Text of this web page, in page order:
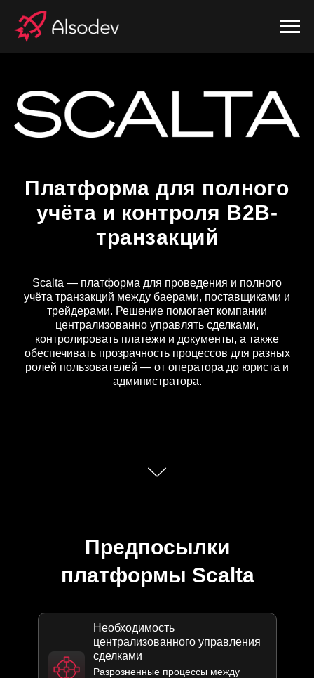
Платформа для полного
учёта и контроля B2B-
транзакций
Scalta — платформа для проведения и полного
учёта транзакций между баерами, поставщиками и
трейдерами. Решение помогает компании
централизованно управлять сделками,
контролировать платежи и документы, а также
обеспечивать прозрачность процессов для разных
ролей пользователей — от оператора до юриста и
администратора.
Необходимость
централизованного управления
сделками
Разрозненные процессы между
Предпосылки
платформы Scalta